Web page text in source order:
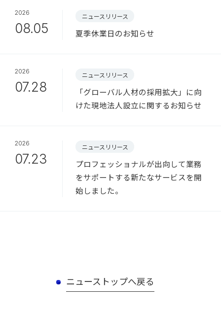
2026
08.05
ニュースリリース
夏季休業日のお知らせ
2026
07.28
ニュースリリース
「グローバル人材の採用拡大」に向
けた現地法人設立に関するお知らせ
2026
07.23
ニュースリリース
プロフェッショナルが出向して業務
をサポートする新たなサービスを開
始しました。
ニューストップへ戻る